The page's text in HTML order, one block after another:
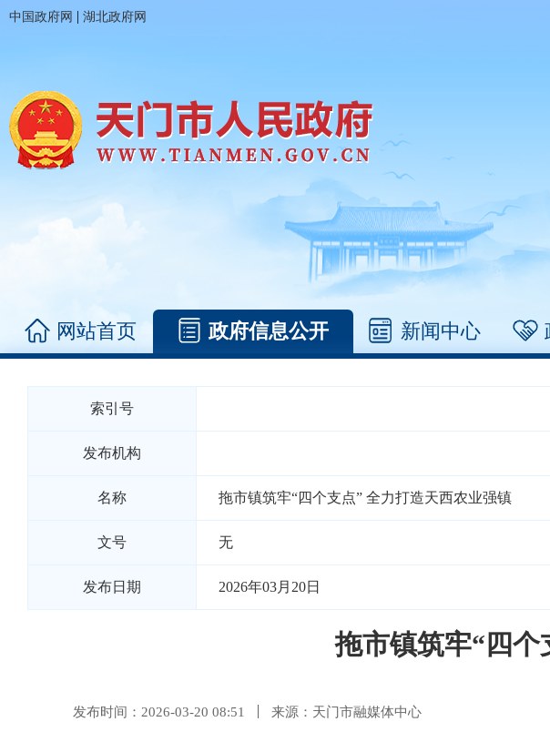
中国政府网 | 湖北政府网
网站首页 政府信息公开 新闻中心
索引号
发布机构
名称 拖市镇筑牢“四个支点” 全力打造天西农业强镇
文号 无
发布日期 2026年03月20日
拖市镇筑牢“四
发布时间：2026-03-20 08:51 来源：天门市融媒体中心